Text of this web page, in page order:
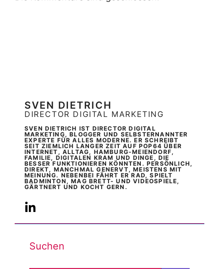
SVEN DIETRICH
DIRECTOR DIGITAL MARKETING
SVEN DIETRICH IST DIRECTOR DIGITAL
MARKETING, BLOGGER UND SELBSTERNANNTER
EXPERTE FÜR ALLES MODERNE. ER SCHREIBT
SEIT ZIEMLICH LANGER ZEIT AUF POP64 ÜBER
INTERNET, ALLTAG, HAMBURG-MEIENDORF,
FAMILIE, DIGITALEN KRAM UND DINGE, DIE
BESSER FUNKTIONIEREN KÖNNTEN. PERSÖNLICH,
DIREKT, MANCHMAL GENERVT, MEISTENS MIT
MEINUNG. NEBENBEI FÄHRT ER RAD, SPIELT
BADMINTON, MAG BRETT- UND VIDEOSPIELE,
GÄRTNERT UND KOCHT GERN.
Suchen